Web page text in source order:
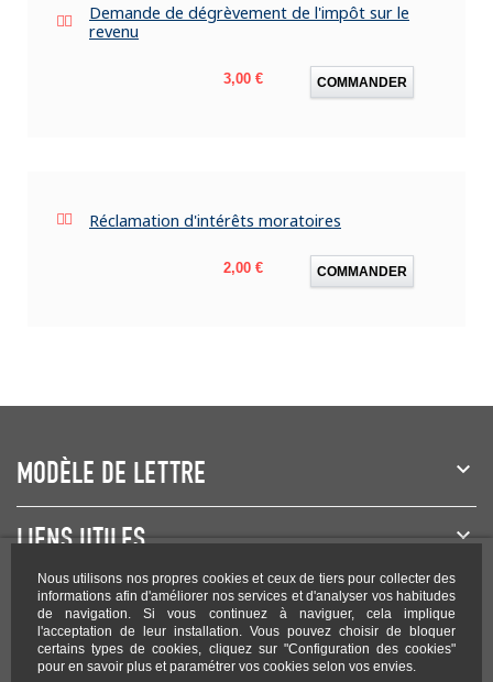
Nous utilisons nos propres cookies et ceux de tiers pour collecter des
informations afin d'améliorer nos services et d'analyser vos habitudes
de navigation. Si vous continuez à naviguer, cela implique
l'acceptation de leur installation. Vous pouvez choisir de bloquer
certains types de cookies, cliquez sur "Configuration des cookies"
pour en savoir plus et paramétrer vos cookies selon vos envies.
Demande de dégrèvement de l'impôt sur le
revenu
Prix
3,00 € COMMANDER
Réclamation d'intérêts moratoires
Prix
2,00 € COMMANDER
MODÈLE DE LETTRE
LIENS UTILES
NEWSLETTER